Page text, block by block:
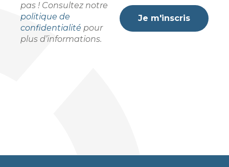
pas ! Consultez notre
politique de
confidentialité pour
plus d’informations.